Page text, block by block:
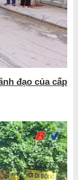
đạo của cấp